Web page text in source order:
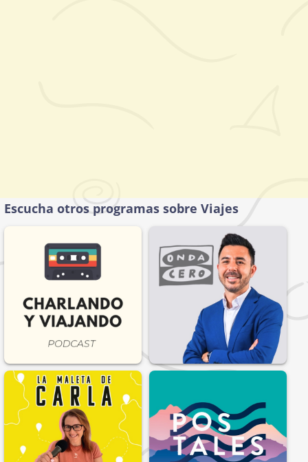
Escucha otros programas sobre Viajes